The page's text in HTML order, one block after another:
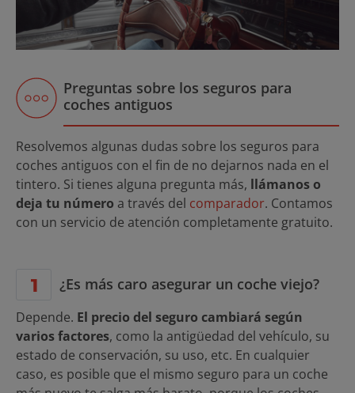
Preguntas sobre los seguros para
coches antiguos
Resolvemos algunas dudas sobre los seguros para
coches antiguos con el fin de no dejarnos nada en el
tintero. Si tienes alguna pregunta más, llámanos o
deja tu número a través del comparador. Contamos
con un servicio de atención completamente gratuito.
¿Es más caro asegurar un coche viejo?
Depende. El precio del seguro cambiará según
varios factores, como la antigüedad del vehículo, su
estado de conservación, su uso, etc. En cualquier
caso, es posible que el mismo seguro para un coche